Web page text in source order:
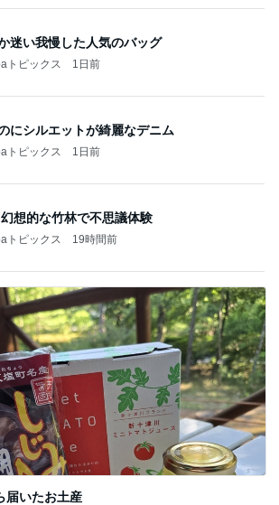
迷い我慢した人気のバッグ
トピックス 1日前
にシルエットが綺麗なデニム
トピックス 1日前
想的な竹林で不思議体験
トピックス 19時間前
届いたお土産